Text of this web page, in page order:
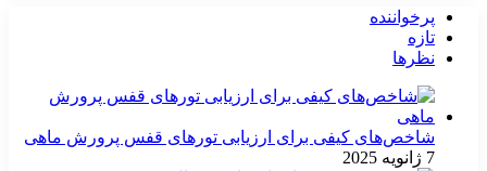
پرخواننده
تازه
نظرها
شاخص‌های کیفی برای ارزیابی تورهای قفس پرورش ماهی
7 ژانویه 2025